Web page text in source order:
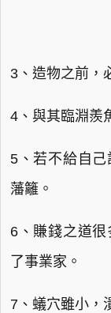
3、造物之前，
4、與其臨淵羨
5、若不給自己
藩籬。
6、賺錢之道
了事業家。
7、蟻穴雖小，